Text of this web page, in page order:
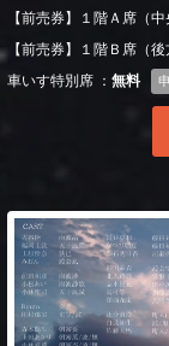
【前売券】１階Ａ席（中
【前売券】１階Ｂ席（
車いす特別席 ： 無料